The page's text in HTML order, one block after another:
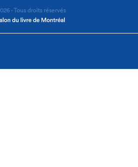
- Tous droits réservés